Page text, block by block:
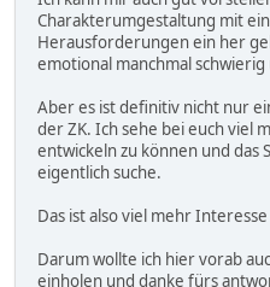
Charakterumgestaltung mit
Herausforderungen ein her
emotional manchmal schwierig
Aber es ist definitiv nicht nur
der ZK. Ich sehe bei euch viel
entwickeln zu können und das
eigentlich suche.
Das ist also viel mehr
Darum wollte ich hier vorab
einholen und danke fürs